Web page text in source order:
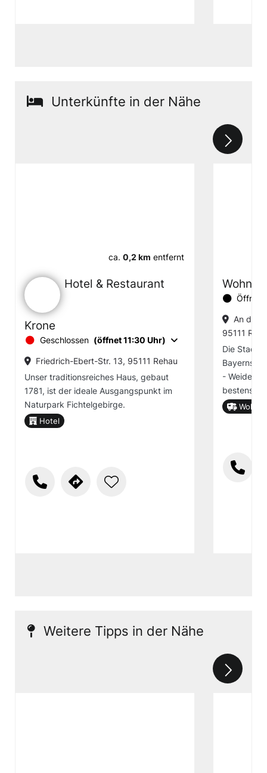
Unterkünfte in der Nähe
ca. 0,2 km entfernt
Hotel & Restaurant
Krone
Geschlossen (öffnet 11:30 Uhr)
Friedrich-Ebert-Str. 13, 95111 Rehau
Unser traditionsreiches Haus, gebaut
1781, ist der ideale Ausgangspunkt im
Naturpark Fichtelgebirge.
Hotel
An der
95111
Die Stadt
Bayerns,
- Weiden -
bestens
Weitere Tipps in der Nähe